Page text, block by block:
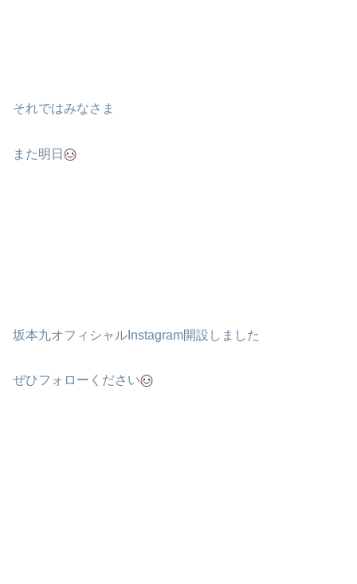
それではみなさま
また明日
坂本九オフィシャルInstagram開設しました
ぜひフォローください